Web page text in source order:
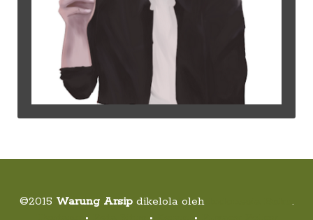
©2015 Warung Arsipdikelola oleh
.